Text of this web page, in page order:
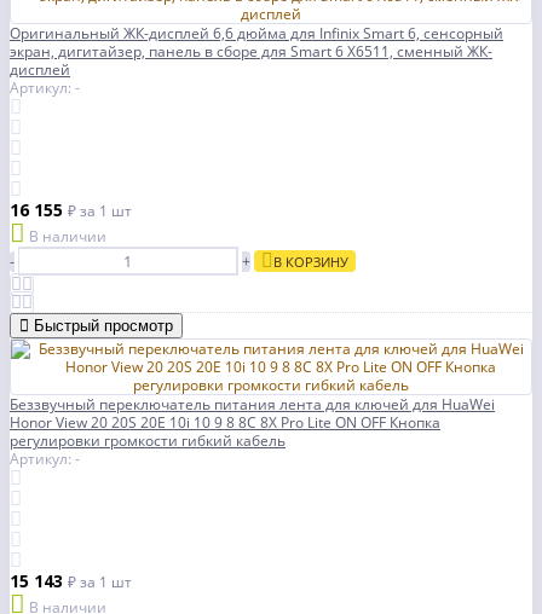
Оригинальный ЖК-дисплей 6,6 дюйма для Infinix Smart 6, сенсорный
экран, дигитайзер, панель в сборе для Smart 6 X6511, сменный ЖК-
дисплей
Артикул: -
16 155 ₽за 1 шт
В наличии
-
+ В КОРЗИНУ
Быстрый просмотр
Беззвучный переключатель питания лента для ключей для HuaWei
Honor View 20 20S 20E 10i 10 9 8 8C 8X Pro Lite ON OFF Кнопка
регулировки громкости гибкий кабель
Артикул: -
15 143 ₽за 1 шт
В наличии